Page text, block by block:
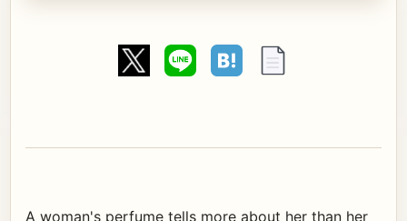
A woman's perfume tells more about her than her